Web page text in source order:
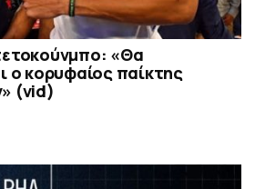
«Θα
ο κορυφαίος παίκτης
(vid)